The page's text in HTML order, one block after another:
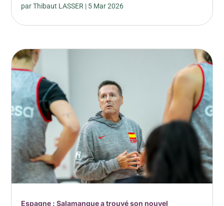
parThibaut LASSER | 5 Mar 2026
Espagne : Salamanque a trouvé son nouvel